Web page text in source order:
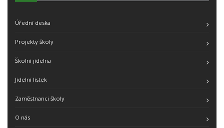
Úřední deska
Projekty školy
Školní jídelna
Jídelní lístek
Zaměstnanci školy
O nás